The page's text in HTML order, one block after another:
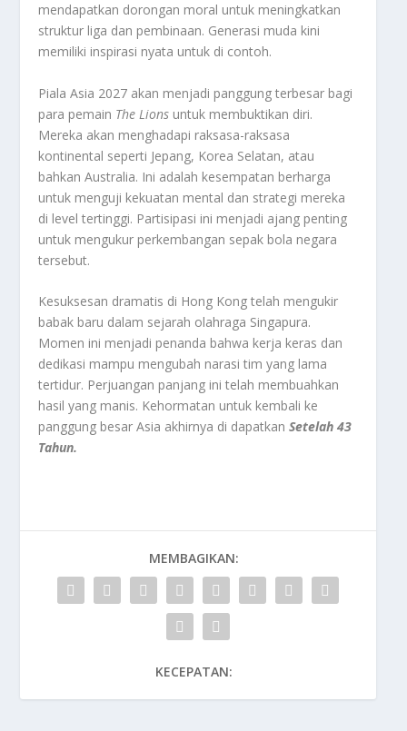
mendapatkan dorongan moral untuk meningkatkan
struktur liga dan pembinaan. Generasi muda kini
memiliki inspirasi nyata untuk di contoh.
Piala Asia 2027 akan menjadi panggung terbesar bagi
para pemain The Lions untuk membuktikan diri.
Mereka akan menghadapi raksasa-raksasa
kontinental seperti Jepang, Korea Selatan, atau
bahkan Australia. Ini adalah kesempatan berharga
untuk menguji kekuatan mental dan strategi mereka
di level tertinggi. Partisipasi ini menjadi ajang penting
untuk mengukur perkembangan sepak bola negara
tersebut.
Kesuksesan dramatis di Hong Kong telah mengukir
babak baru dalam sejarah olahraga Singapura.
Momen ini menjadi penanda bahwa kerja keras dan
dedikasi mampu mengubah narasi tim yang lama
tertidur. Perjuangan panjang ini telah membuahkan
hasil yang manis. Kehormatan untuk kembali ke
panggung besar Asia akhirnya di dapatkanSetelah 43
Tahun.
MEMBAGIKAN:
KECEPATAN: